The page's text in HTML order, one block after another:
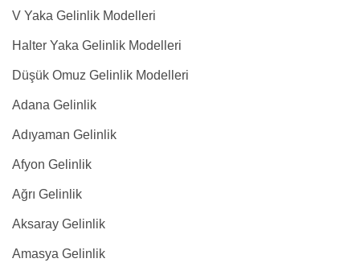
V Yaka Gelinlik Modelleri
Halter Yaka Gelinlik Modelleri
Düşük Omuz Gelinlik Modelleri
Adana Gelinlik
Adıyaman Gelinlik
Afyon Gelinlik
Ağrı Gelinlik
Aksaray Gelinlik
Amasya Gelinlik